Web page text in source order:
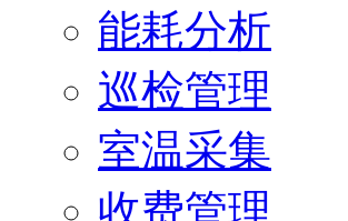
能耗分析
巡检管理
室温采集
收费管理